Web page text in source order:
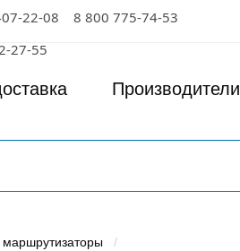
22-08
8 800 775-74-53
27-55
Производители